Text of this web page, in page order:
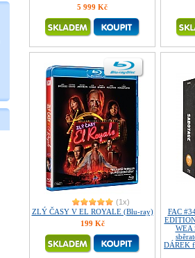
5 999 Kč
(1x)
ZLÝ ČASY V EL ROYALE (Blu-ray)
199 Kč
FAC
WEA
DÁREK